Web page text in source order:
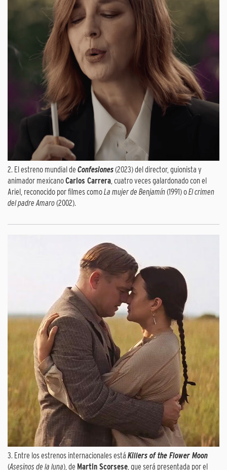
2. El estreno mundial de Confesiones(2023) del director, guionista y
animador mexicanoCarlos Carrera, cuatro veces galardonado con el
Ariel, reconocido por filmes comoLa mujer de Benjamín(1991) oEl crimen
del padre Amaro(2002).
3. Entre los estrenos internacionales está Killers of the Flower Moon
(Asesinos de la luna), de Martin Scorsese, que será presentada por el